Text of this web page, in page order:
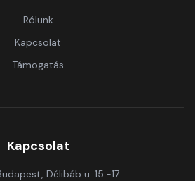
Rólunk
Kapcsolat
Támogatás
Kapcsolat
Délibáb u. 15.-17.